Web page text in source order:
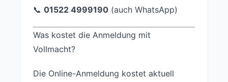
📞 01522 4999190 (auch WhatsApp)
Was kostet die Anmeldung mit
Vollmacht?
Die Online-Anmeldung kostet aktuell